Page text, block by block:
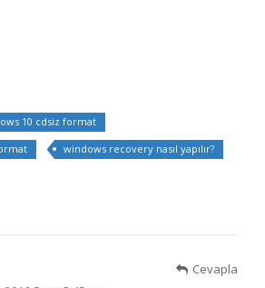
10 cdsiz format
windows recovery nasıl yapılır?
Cevapla